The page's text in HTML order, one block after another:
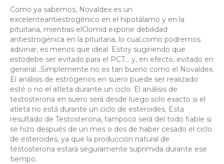
Como ya sabemos, Novaldex es un
excelenteantiestrogénico en el hipotálamo y en la
pituitaria, mientras elClomid expone debilidad
antiestrogénica en la pituitaria, lo cual,como podremos
adivinar, es menos que ideal. Estoy sugiriendo que
estodebe ser evitado para el PCT… y, en efecto, evitado en
general…Simplemente no es tan bueno como el Novaldex.
El análisis de estrógenos en suero puede ser realizado
esté o no el atleta durante un ciclo. El análisis de
testosterona en suero será desde luego solo exacto si el
atleta no está durante un ciclo de esteroides. Esta
resultado de Testosterona, tampoco será del todo fiable si
se hizo después de un mes o dos de haber cesado el ciclo
de esteroides, ya que la producción natural de
testosterona estará seguramente suprimida durante ese
tiempo.